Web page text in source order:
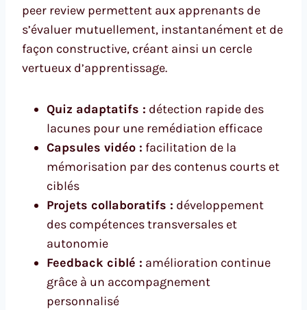
peer review permettent aux apprenants de
s’évaluer mutuellement, instantanément et de
façon constructive, créant ainsi un cercle
vertueux d’apprentissage.
Quiz adaptatifs : détection rapide des
lacunes pour une remédiation efficace
Capsules vidéo : facilitation de la
mémorisation par des contenus courts et
ciblés
Projets collaboratifs : développement
des compétences transversales et
autonomie
Feedback ciblé : amélioration continue
grâce à un accompagnement
personnalisé